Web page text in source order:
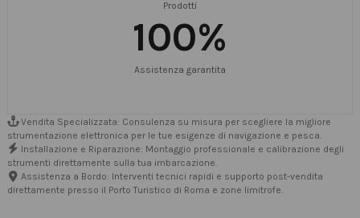
Prodotti
100%
Assistenza garantita
Vendita Specializzata: Consulenza su misura per scegliere la migliore
strumentazione elettronica per le tue esigenze di navigazione e pesca.
Installazione e Riparazione: Montaggio professionale e calibrazione degli
strumenti direttamente sulla tua imbarcazione.
Assistenza a Bordo: Interventi tecnici rapidi e supporto post-vendita
direttamente presso il Porto Turistico di Roma e zone limitrofe.